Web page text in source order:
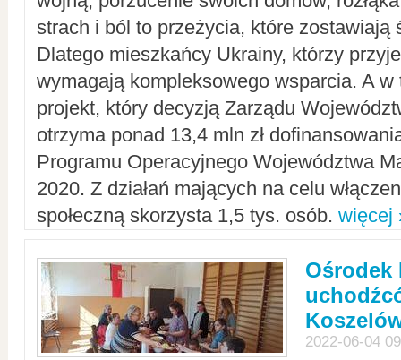
strach i ból to przeżycia, które zostawiają
Dlatego mieszkańcy Ukrainy, którzy
wymagają kompleksowego wsparcia. A w
projekt, który decyzją Zarządu
otrzyma ponad 13,4 mln zł
Programu Operacyjnego Województwa
2020. Z działań mających na celu
społeczną skorzysta 1,5 tys. osób. więcej
Ośrodek
2022-06-04